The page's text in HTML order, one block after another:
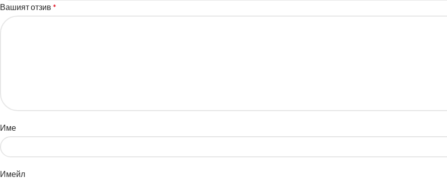
Вашият отзив *
Име
Имейл